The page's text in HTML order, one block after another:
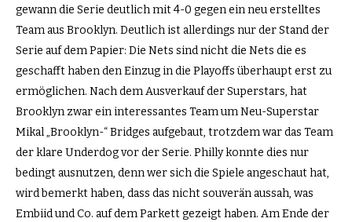
gewann die Serie deutlich mit 4-0 gegen ein neu erstelltes
Team aus Brooklyn. Deutlich ist allerdings nur der Stand der
Serie auf dem Papier: Die Nets sind nicht die Nets die es
geschafft haben den Einzug in die Playoffs überhaupt erst zu
ermöglichen. Nach dem Ausverkauf der Superstars, hat
Brooklyn zwar ein interessantes Team um Neu-Superstar
Mikal „Brooklyn-“ Bridges aufgebaut, trotzdem war das Team
der klare Underdog vor der Serie. Philly konnte dies nur
bedingt ausnutzen, denn wer sich die Spiele angeschaut hat,
wird bemerkt haben, dass das nicht souverän aussah, was
Embiid und Co. auf dem Parkett gezeigt haben. Am Ende der